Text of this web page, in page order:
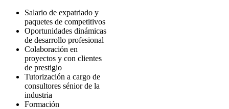
Salario de expatriado y
paquetes de competitivos
Oportunidades dinámicas
de desarrollo profesional
Colaboración en
proyectos y con clientes
de prestigio
Tutorización a cargo de
consultores sénior de la
industria
Formación